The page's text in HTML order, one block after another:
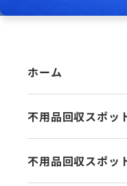
ホーム
不用品回収スポッ
不用品回収スポッ